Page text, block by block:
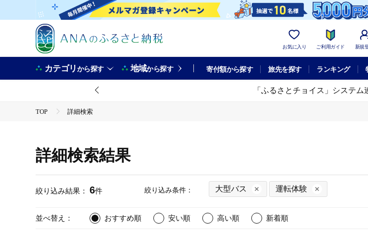
お気に入り ご利用ガイド 新規
カテゴリから探す 地域から探す 寄付額から探す 旅先を探す ランキング
「ふるさとチョイス」システム
TOP 詳細検索
詳細検索結果
絞り込み結果： 6件 絞り込み条件： 大型バス 運転体験
並べ替え： おすすめ順 安い順 高い順 新着順